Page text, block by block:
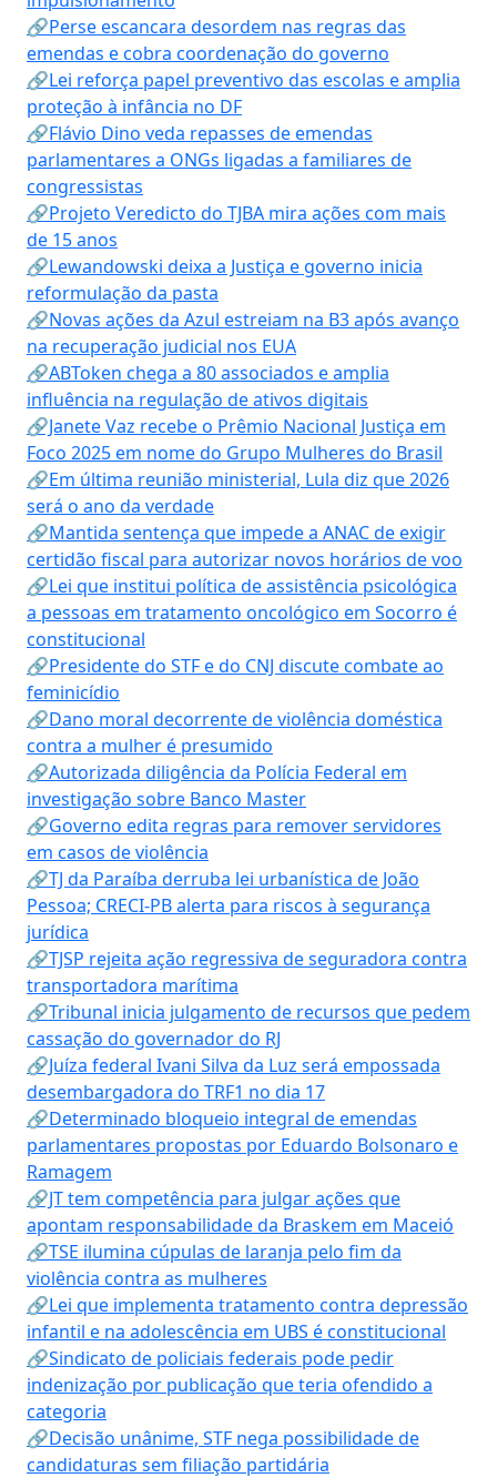
🔗Perse escancara desordem nas regras das
emendas e cobra coordenação do governo
🔗Lei reforça papel preventivo das escolas e amplia
proteção à infância no DF
🔗Flávio Dino veda repasses de emendas
parlamentares a ONGs ligadas a familiares de
congressistas
🔗Projeto Veredicto do TJBA mira ações com mais
de 15 anos
🔗Lewandowski deixa a Justiça e governo inicia
reformulação da pasta
🔗Novas ações da Azul estreiam na B3 após avanço
na recuperação judicial nos EUA
🔗ABToken chega a 80 associados e amplia
influência na regulação de ativos digitais
🔗Janete Vaz recebe o Prêmio Nacional Justiça em
Foco 2025 em nome do Grupo Mulheres do Brasil
🔗Em última reunião ministerial, Lula diz que 2026
será o ano da verdade
🔗Mantida sentença que impede a ANAC de exigir
certidão fiscal para autorizar novos horários de voo
🔗Lei que institui política de assistência psicológica
a pessoas em tratamento oncológico em Socorro é
constitucional
🔗Presidente do STF e do CNJ discute combate ao
feminicídio
🔗Dano moral decorrente de violência doméstica
contra a mulher é presumido
🔗Autorizada diligência da Polícia Federal em
investigação sobre Banco Master
🔗Governo edita regras para remover servidores
em casos de violência
🔗TJ da Paraíba derruba lei urbanística de João
Pessoa; CRECI-PB alerta para riscos à segurança
jurídica
🔗TJSP rejeita ação regressiva de seguradora contra
transportadora marítima
🔗Tribunal inicia julgamento de recursos que pedem
cassação do governador do RJ
🔗Juíza federal Ivani Silva da Luz será empossada
desembargadora do TRF1 no dia 17
🔗Determinado bloqueio integral de emendas
parlamentares propostas por Eduardo Bolsonaro e
Ramagem
🔗JT tem competência para julgar ações que
apontam responsabilidade da Braskem em Maceió
🔗TSE ilumina cúpulas de laranja pelo fim da
violência contra as mulheres
🔗Lei que implementa tratamento contra depressão
infantil e na adolescência em UBS é constitucional
🔗Sindicato de policiais federais pode pedir
indenização por publicação que teria ofendido a
categoria
🔗Decisão unânime, STF nega possibilidade de
candidaturas sem filiação partidária